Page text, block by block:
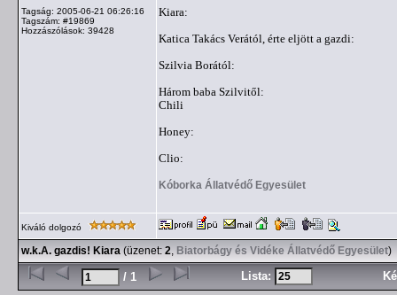
Tagság: 2005-06-21 06:26:16
Tagszám: #19869
Hozzászólások: 39428
Kiara:
Katica Takács Verától, érte eljött a gazdi:
Szilvia Borától:
Három baba Szilvitől:
Chili
Honey:
Clio:
Kóborka Állatvédő Egyesület
Kiváló dolgozó
w.k.A. gazdis! Kiara (üzenet: 2, Biatorbágy és Vidéke Állatvédő Egyesület)
/ 1 Lista: